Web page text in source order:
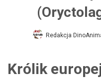
Redakcja
Królik